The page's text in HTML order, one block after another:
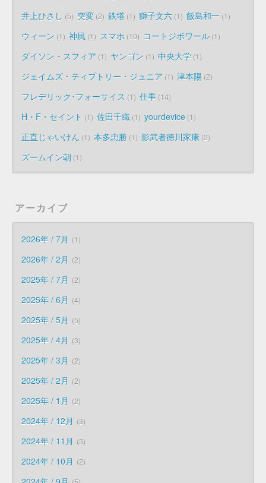
井上ひさし 5 突変 2 鉄塔 1 獅子文六 1 飯島和一 1
ウィーン 1 神風 1 スマホ 10 コートジボワール 1
ダイソン・スフィア 1 ヤンゴン 1 中央大学 1
ジェイムズ・ティプトリー・ジュニア 1 津本陽 2
フレデリック･フォーサイス 1 仕事 14
H・F・セイント 1 佐田千織 1 yourdevice 1
正直じゃいけん 1 本多忠勝 1 影武者徳川家康 2
ズームイン朝 1
アーカイブ
2026年 / 7月 1
2026年 / 2月 2
2025年 / 7月 2
2025年 / 6月 4
2025年 / 5月 5
2025年 / 4月 3
2025年 / 3月 2
2025年 / 2月 2
2025年 / 1月 2
2024年 / 12月 3
2024年 / 11月 3
2024年 / 10月 2